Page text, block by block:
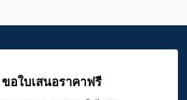
ขอใบเสนอราคาฟรี